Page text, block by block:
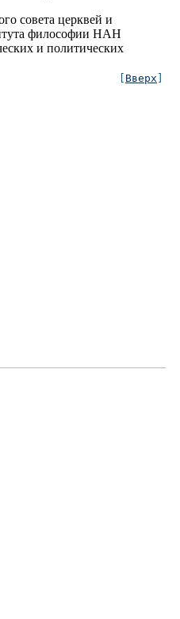
совета церквей и
философии НАН
и политических
[ Вверх ]